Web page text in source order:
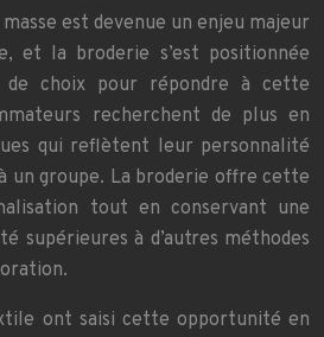
est devenue un enjeu majeur
et la broderie s’est positionnée
de choix pour répondre à cette
recherchent de plus en
qui reflètent leur personnalité
un groupe. La broderie offre cette
tout en conservant une
supérieures à d’autres méthodes
ont saisi cette opportunité en